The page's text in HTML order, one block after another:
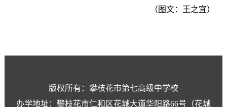
（图文：王之宜）
版权所有：攀枝花市第七高级中学校
办学地址：攀枝花市仁和区花城大道华阳路66号（花城